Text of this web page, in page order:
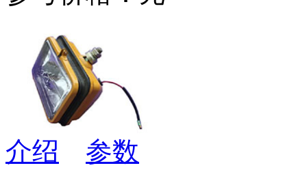
介绍
参数